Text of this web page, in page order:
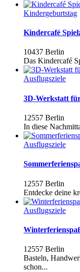
Kindergeburtstag
Kindercafé
10437 Berlin
Das Kindercafé
Ausflugsziele
3D-Werkstatt
12557 Berlin
In diese
Ausflugsziele
12557 Berlin
Entdecke deine
Ausflugsziele
12557 Berlin
Basteln,
schon...